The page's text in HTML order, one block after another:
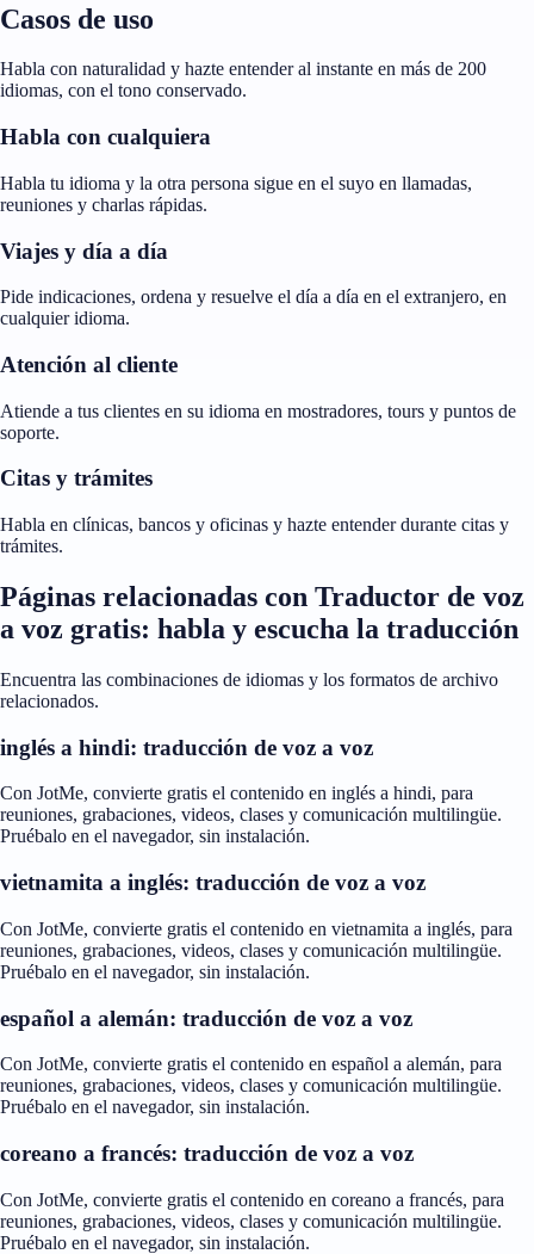
Casos de uso
Habla con naturalidad y hazte entender al instante en más de 200
idiomas, con el tono conservado.
Habla con cualquiera
Habla tu idioma y la otra persona sigue en el suyo en llamadas,
reuniones y charlas rápidas.
Viajes y día a día
Pide indicaciones, ordena y resuelve el día a día en el extranjero, en
cualquier idioma.
Atención al cliente
Atiende a tus clientes en su idioma en mostradores, tours y puntos de
soporte.
Citas y trámites
Habla en clínicas, bancos y oficinas y hazte entender durante citas y
trámites.
Páginas relacionadas con Traductor de voz
a voz gratis: habla y escucha la traducción
Encuentra las combinaciones de idiomas y los formatos de archivo
relacionados.
inglés a hindi: traducción de voz a voz
Con JotMe, convierte gratis el contenido en inglés a hindi, para
reuniones, grabaciones, videos, clases y comunicación multilingüe.
Pruébalo en el navegador, sin instalación.
vietnamita a inglés: traducción de voz a voz
Con JotMe, convierte gratis el contenido en vietnamita a inglés, para
reuniones, grabaciones, videos, clases y comunicación multilingüe.
Pruébalo en el navegador, sin instalación.
español a alemán: traducción de voz a voz
Con JotMe, convierte gratis el contenido en español a alemán, para
reuniones, grabaciones, videos, clases y comunicación multilingüe.
Pruébalo en el navegador, sin instalación.
coreano a francés: traducción de voz a voz
Con JotMe, convierte gratis el contenido en coreano a francés, para
reuniones, grabaciones, videos, clases y comunicación multilingüe.
Pruébalo en el navegador, sin instalación.